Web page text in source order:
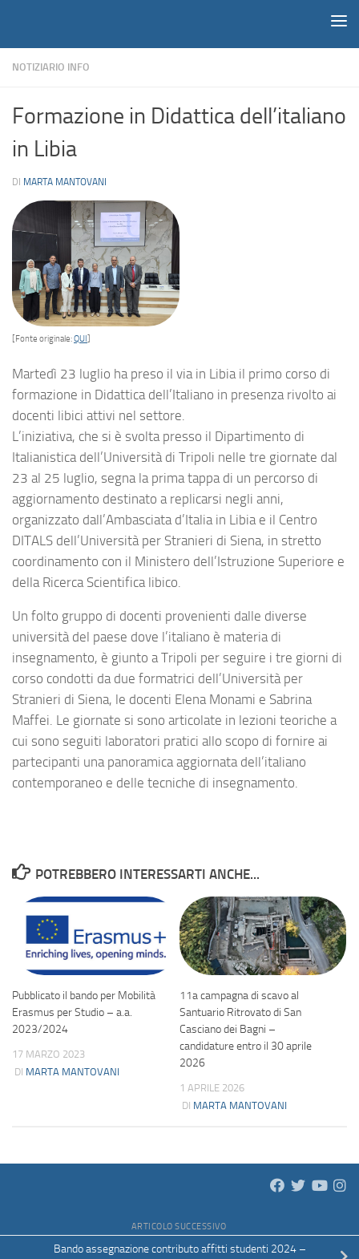
NOTIZIARIO INFO
Formazione in Didattica dell’italiano
in Libia
DI MARTA MANTOVANI
[Fonte originale:QUI]
Martedì 23 luglio ha preso il via in Libia il primo corso di
formazione in Didattica dell’Italiano in presenza rivolto ai
docenti libici attivi nel settore.
L’iniziativa, che si è svolta presso il Dipartimento di
Italianistica dell’Università di Tripoli nelle tre giornate dal
23 al 25 luglio, segna la prima tappa di un percorso di
aggiornamento destinato a replicarsi negli anni,
organizzato dall’Ambasciata d’Italia in Libia e il Centro
DITALS dell’Università per Stranieri di Siena, in stretto
coordinamento con il Ministero dell’Istruzione Superiore e
della Ricerca Scientifica libico.
Un folto gruppo di docenti provenienti dalle diverse
università del paese dove l’italiano è materia di
insegnamento, è giunto a Tripoli per seguire i tre giorni di
corso condotti da due formatrici dell’Università per
Stranieri di Siena, le docenti Elena Monami e Sabrina
Maffei. Le giornate si sono articolate in lezioni teoriche a
cui sono seguiti laboratori pratici allo scopo di fornire ai
partecipanti una panoramica aggiornata dell’italiano
contemporaneo e delle tecniche di insegnamento.
POTREBBERO INTERESSARTI ANCHE...
Pubblicato il bando per Mobilità
Erasmus per Studio – a.a.
2023/2024
17 MARZO 2023
DI MARTA MANTOVANI
11a campagna di scavo al
Santuario Ritrovato di San
Casciano dei Bagni –
candidature entro il 30 aprile
2026
1 APRILE 2026
DI MARTA MANTOVANI
ARTICOLO SUCCESSIVO
Bando assegnazione contributo affitti studenti 2024 –